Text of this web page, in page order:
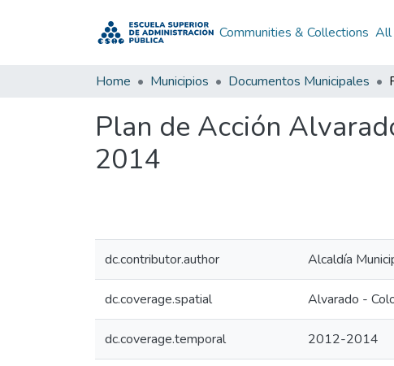
Communities & Collections All
Home Municipios Documentos Municipales
Plan de Acción
2014
dc.contributor.author Alcaldía
dc.coverage.spatial Alvarado -
dc.coverage.temporal 2012-2014